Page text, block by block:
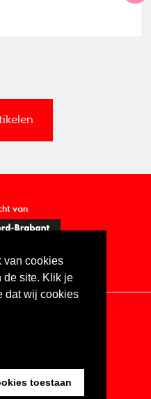
van cookies
de site. Klik je
dat wij cookies
toestaan
van